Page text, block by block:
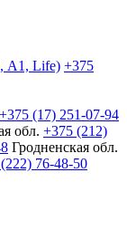
A1, Life) +375
+375 (17) 251-07-94
обл. +375 (212)
Гродненская обл.
76-48-50